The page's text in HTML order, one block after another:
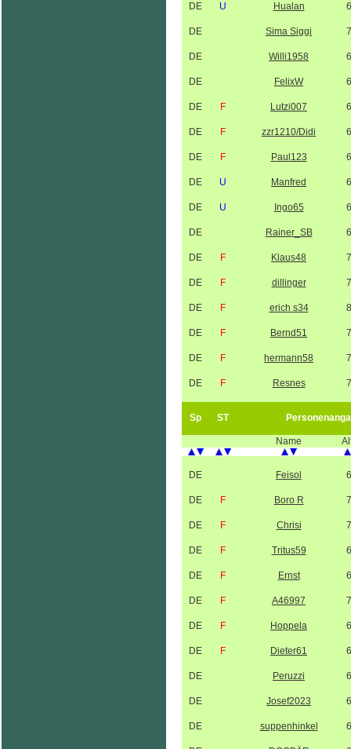
DE U Hualan
DE Sima Siggi
DE Willi1958
DE FelixW
DE F Lutzi007
DE F zzr1210/Didi
DE F Paul123
DE U Manfred
DE U Ingo65
DE Rainer_SB
DE F Klaus48
DE F dillinger
DE F erich s34
DE F Bernd51
DE F hermann58
DE F Resnes
Sp ST
Name
DE Feisol
DE F Boro R
DE F Chrisi
DE F Tritus59
DE F Ernst
DE F A46997
DE F Hoppela
DE F Dieter61
DE Peruzzi
DE Josef2023
DE suppenhinkel